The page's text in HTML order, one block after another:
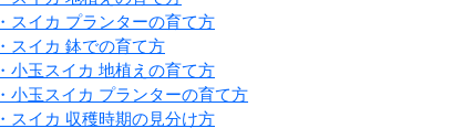
・スイカ プランターの育て方
・スイカ 鉢での育て方
・小玉スイカ 地植えの育て方
・小玉スイカ プランターの育て方
・スイカ 収穫時期の見分け方